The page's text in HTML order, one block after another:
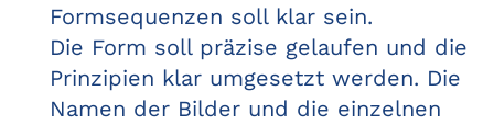
Formsequenzen soll klar sein.
Die Form soll präzise gelaufen und die
Prinzipien klar umgesetzt werden. Die
Namen der Bilder und die einzelnen